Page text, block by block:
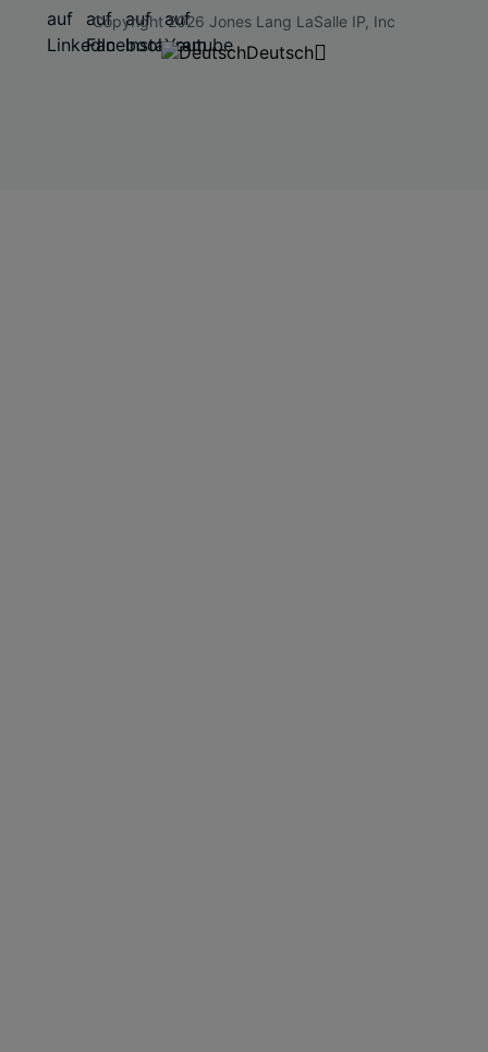
Copyright 2026 Jones Lang LaSalle IP, Inc
Deutsch